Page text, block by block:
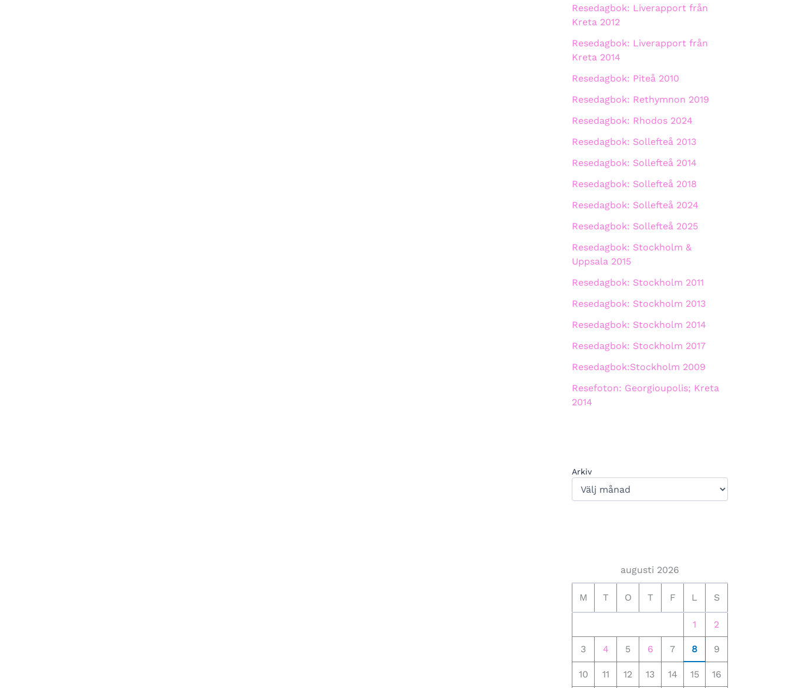
Resedagbok: Liverapport från
Kreta 2012
Resedagbok: Liverapport från
Kreta 2014
Resedagbok: Piteå 2010
Resedagbok: Rethymnon 2019
Resedagbok: Rhodos 2024
Resedagbok: Sollefteå 2013
Resedagbok: Sollefteå 2014
Resedagbok: Sollefteå 2018
Resedagbok: Sollefteå 2024
Resedagbok: Sollefteå 2025
Resedagbok: Stockholm &
Uppsala 2015
Resedagbok: Stockholm 2011
Resedagbok: Stockholm 2013
Resedagbok: Stockholm 2014
Resedagbok: Stockholm 2017
Resedagbok:Stockholm 2009
Resefoton: Georgioupolis; Kreta
2014
Arkiv
augusti 2026
M T O T F L S
1 2
3 4 5 6 7 8 9
10 11 12 13 14 15 16